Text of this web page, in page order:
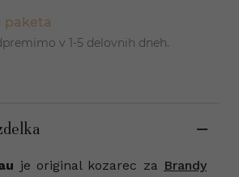
paketa
v 1-5 delovnih dneh.
je original kozarec za Brandy